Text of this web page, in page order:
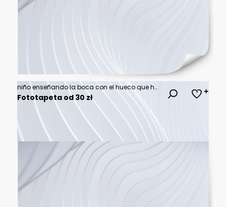
niño enseñando la boca con el hueco que ha dejado el diente de leche y detrás ya está el definitivo
Fototapeta od 30 zł